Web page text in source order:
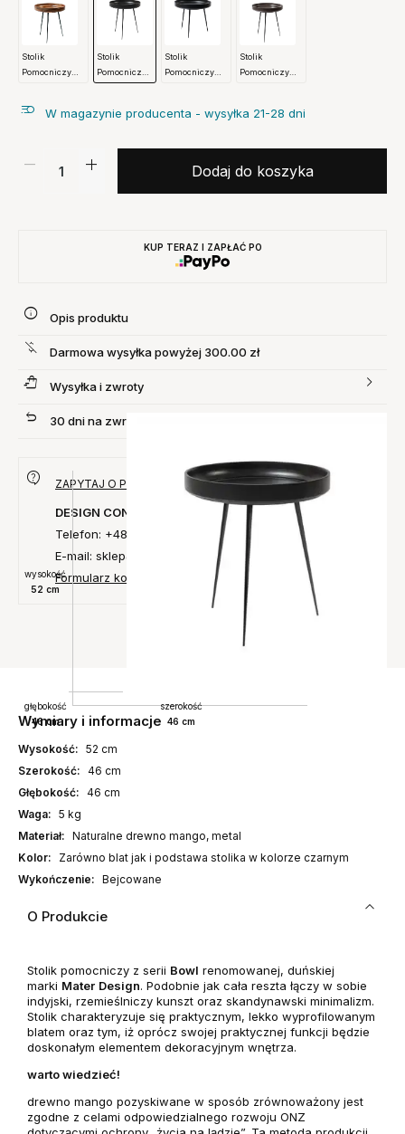
Stolik
Pomocniczy
Stolik
Pomocniczy
Stolik
Pomocniczy
Stolik
Pomocniczy
W magazynie producenta - wysyłka 21-28 dni
Dodaj do koszyka
KUP TERAZ I ZAPŁAĆ PO
Opis produktu
Darmowa wysyłka powyżej 300.00 zł
Wysyłka i zwroty
30 dni na zwrot produktu
ZAPYTAJ O PRODUKT
DESIGN CONCEPT
Telefon: +48 735 027 014
E-mail: sklep@designconcept.pl
Formularz kontaktowy
Wymiary i informacje
wysokość
52 cm
szerokość
46 cm
głębokość
46 cm
Wysokość: 52 cm
Szerokość: 46 cm
Głębokość: 46 cm
Waga: 5 kg
Materiał: Naturalne drewno mango, metal
Kolor:
Zarówno blat jak i podstawa stolika w kolorze czarnym
Wykończenie: Bejcowane
O Produkcie
Stolik pomocniczy z serii Bowl renomowanej, duńskiej
marki Mater Design. Podobnie jak cała reszta łączy w sobie
indyjski, rzemieślniczy kunszt oraz skandynawski minimalizm.
Stolik charakteryzuje się praktycznym, lekko wyprofilowanym
blatem oraz tym, iż oprócz swojej praktycznej funkcji będzie
doskonałym elementem dekoracyjnym wnętrza.
warto wiedzieć!
drewno mango pozyskiwane w sposób zrównoważony jest
zgodne z celami odpowiedzialnego rozwoju ONZ